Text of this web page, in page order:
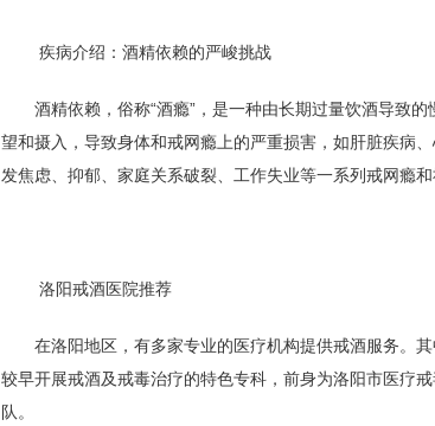
疾病介绍：酒精依赖的严峻挑战
酒精依赖，俗称“酒瘾”，是一种由长期过量饮酒导致
望和摄入，导致身体和戒网瘾上的严重损害，如肝脏疾病
发焦虑、抑郁、家庭关系破裂、工作失业等一系列戒网瘾和
洛阳戒酒医院推荐
在洛阳地区，有多家专业的医疗机构提供戒酒服务。
较早开展戒酒及戒毒治疗的特色专科，前身为洛阳市医疗
队。